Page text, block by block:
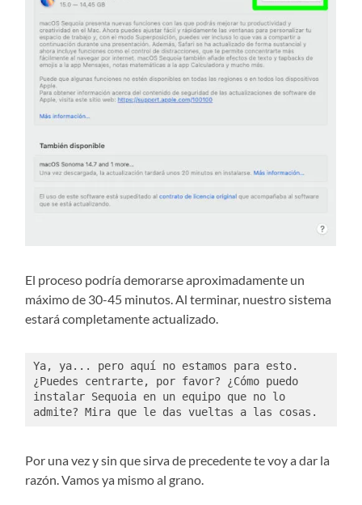
El proceso podría demorarse aproximadamente un
máximo de 30-45 minutos. Al terminar, nuestro sistema
estará completamente actualizado.
Ya, ya... pero aquí no estamos para esto.
¿Puedes centrarte, por favor? ¿Cómo puedo
instalar Sequoia en un equipo que no lo
admite? Mira que le das vueltas a las cosas.
Por una vez y sin que sirva de precedente te voy a dar la
razón. Vamos ya mismo al grano.